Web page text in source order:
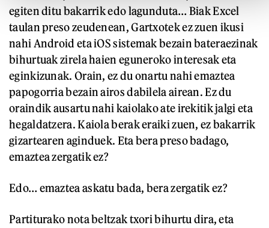
egiten ditu bakarrik edo lagunduta… Biak Excel
taulan preso zeudenean, Gartxotek ez zuen ikusi
nahi Android eta iOS sistemak bezain bateraezinak
bihurtuak zirela haien eguneroko interesak eta
eginkizunak. Orain, ez du onartu nahi emaztea
papogorria bezain airos dabilela airean. Ez du
oraindik ausartu nahi kaiolako ate irekitik jalgi eta
hegaldatzera. Kaiola berak eraiki zuen, ez bakarrik
gizartearen aginduek. Eta bera preso badago,
emaztea zergatik ez?
Edo… emaztea askatu bada, bera zergatik ez?
Partiturako nota beltzak txori bihurtu dira, eta